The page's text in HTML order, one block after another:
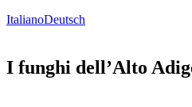
ItalianoDeutsch
I funghi dell’Alto